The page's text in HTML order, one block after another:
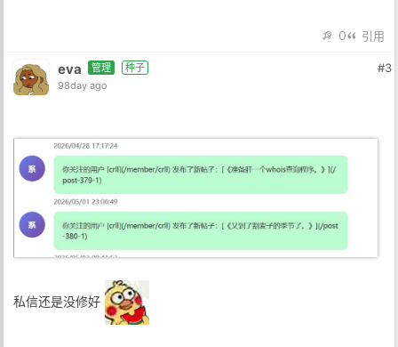
0 引用
eva 管理
种子
98day ago
#3
私信还是没修好